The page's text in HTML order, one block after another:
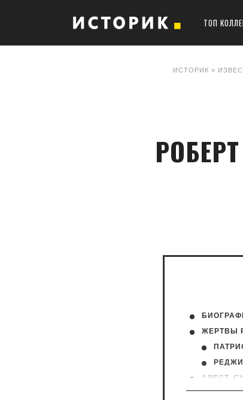
ТОП
ИСТОРИК »
ЖЕРТВЫ
АРЕСТ,